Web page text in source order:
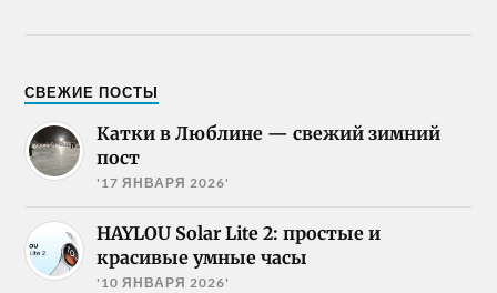
СВЕЖИЕ ПОСТЫ
Катки в Люблине — свежий зимний
пост
'17 ЯНВАРЯ 2026'
HAYLOU Solar Lite 2: простые и
красивые умные часы
'10 ЯНВАРЯ 2026'